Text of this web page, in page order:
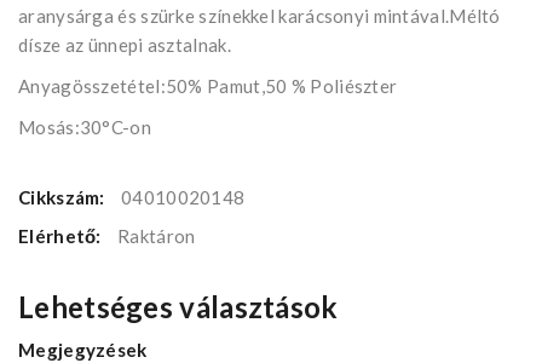
aranysárga és szürke színekkel karácsonyi mintával.Méltó
dísze az ünnepi asztalnak.
Anyagösszetétel:50% Pamut,50 % Poliészter
Mosás:30°C-on
Cikkszám:
04010020148
Elérhető:
Raktáron
Lehetséges választások
Megjegyzések